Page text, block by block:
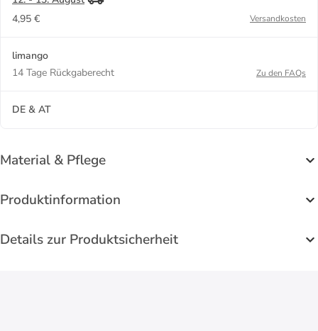
4,95 €
Versandkosten
limango
14 Tage Rückgaberecht
Zu den FAQs
DE & AT
Material & Pflege
Produktinformation
Details zur Produktsicherheit